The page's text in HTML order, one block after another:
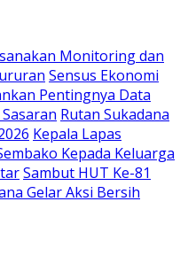
Monitoring dan
Sensus Ekonomi
Pentingnya Data
Rutan Sukadana
Kepala Lapas
Kepada Keluarga
Sambut HUT Ke-81
Gelar Aksi Bersih